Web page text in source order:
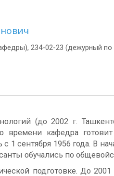
234-02-23 (дежурный
(до 2002 г.
времени кафедра
сентября 1956 года. В
обучались по
подготовке. До